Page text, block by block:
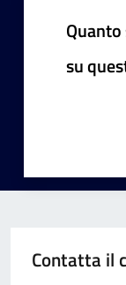
su
Contatta il